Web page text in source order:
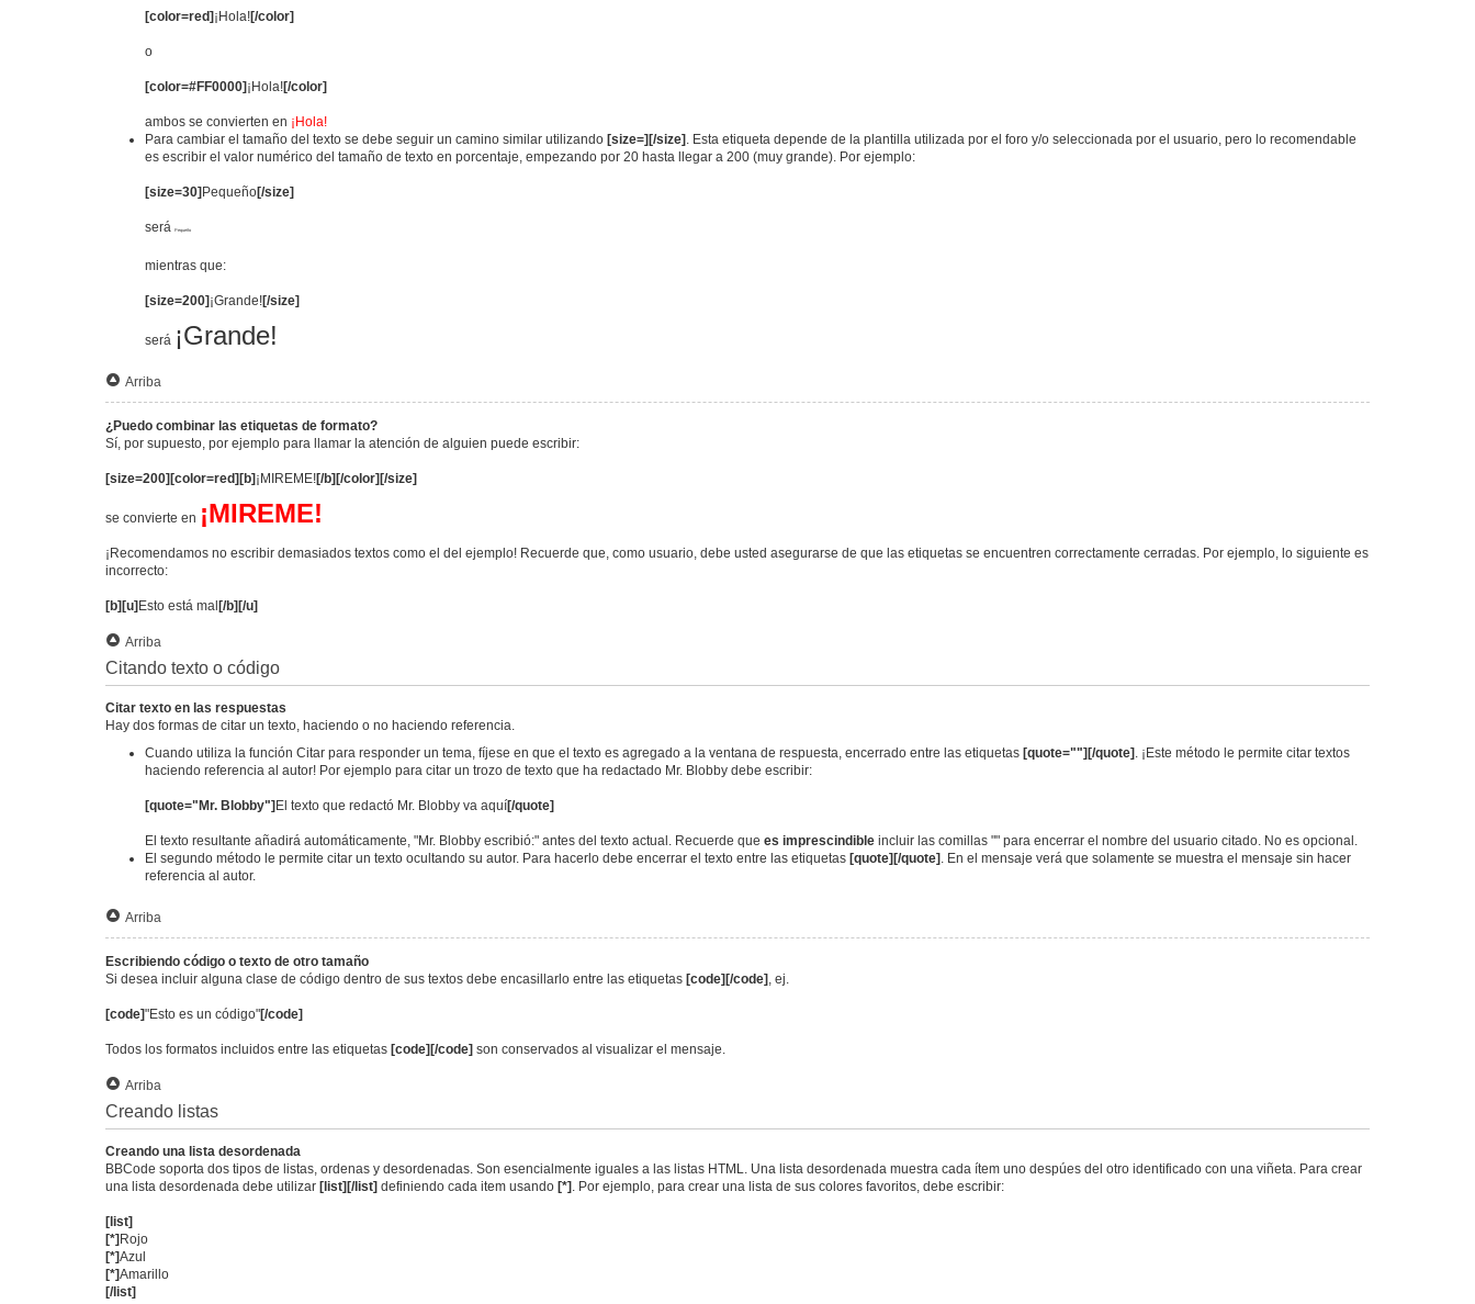
[color=red] ¡Hola![/color]
o
[color=#FF0000] ¡Hola![/color]
ambos se convierten en ¡Hola!
Para cambiar el tamaño del texto se debe seguir un camino similar utilizando [size=][/size] . Esta etiqueta depende de la plantilla utilizada por el foro y/o seleccionada por el usuario, pero lo recomendable
es escribir el valor numérico del tamaño de texto en porcentaje, empezando por 20 hasta llegar a 200 (muy grande). Por ejemplo:
[size=30] Pequeño[/size]
será Pequeño
mientras que:
[size=200] ¡Grande![/size]
será ¡Grande!
Arriba
¿Puedo combinar las etiquetas de formato?
Sí, por supuesto, por ejemplo para llamar la atención de alguien puede escribir:
[size=200][color=red][b]¡MIREME![/b][/color][/size]
se convierte en ¡MIREME!
¡Recomendamos no escribir demasiados textos como el del ejemplo! Recuerde que, como usuario, debe usted asegurarse de que las etiquetas se encuentren correctamente cerradas. Por ejemplo, lo siguiente es
incorrecto:
[b][u]Esto está mal[/b][/u]
Arriba
Citando texto o código
Citar texto en las respuestas
Hay dos formas de citar un texto, haciendo o no haciendo referencia.
Cuando utiliza la función Citar para responder un tema, fíjese en que el texto es agregado a la ventana de respuesta, encerrado entre las etiquetas [quote=""][/quote] . ¡Este método le permite citar textos
haciendo referencia al autor! Por ejemplo para citar un trozo de texto que ha redactado Mr. Blobby debe escribir:
[quote="Mr. Blobby"] El texto que redactó Mr. Blobby va aquí[/quote]
El texto resultante añadirá automáticamente, "Mr. Blobby escribió:" antes del texto actual. Recuerde que es imprescindible incluir las comillas "" para encerrar el nombre del usuario citado. No es opcional.
El segundo método le permite citar un texto ocultando su autor. Para hacerlo debe encerrar el texto entre las etiquetas [quote][/quote] . En el mensaje verá que solamente se muestra el mensaje sin hacer
referencia al autor.
Arriba
Escribiendo código o texto de otro tamaño
Si desea incluir alguna clase de código dentro de sus textos debe encasillarlo entre las etiquetas [code][/code] , ej.
[code]"Esto es un código"[/code]
Todos los formatos incluidos entre las etiquetas [code][/code] son conservados al visualizar el mensaje.
Arriba
Creando listas
Creando una lista desordenada
BBCode soporta dos tipos de listas, ordenas y desordenadas. Son esencialmente iguales a las listas HTML. Una lista desordenada muestra cada ítem uno despúes del otro identificado con una viñeta. Para crear
una lista desordenada debe utilizar [list][/list] definiendo cada item usando [*] . Por ejemplo, para crear una lista de sus colores favoritos, debe escribir:
[list]
[*] Rojo
[*]Azul
[*]Amarillo
[/list]